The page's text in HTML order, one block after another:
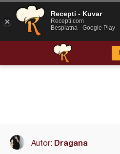
Autor: Dragana
Recepti - Kuvar
Recepti.com
Besplatna - Google Play